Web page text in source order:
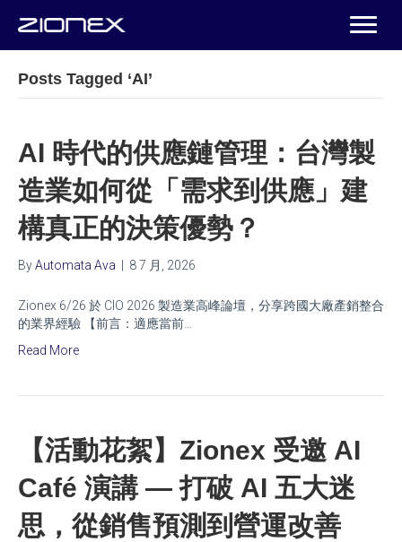
Posts Tagged ‘AI’
AI 時代的供應鏈管理：台灣製
造業如何從「需求到供應」建
構真正的決策優勢？
ByAutomata Ava 8 7 月, 2026
Zionex 6/26 於 CIO 2026 製造業高峰論壇，分享跨國大廠產銷整合
的業界經驗 【前言：適應當前…
Read More
【活動花絮】Zionex 受邀 AI
Café 演講 — 打破 AI 五大迷
思，從銷售預測到營運改善